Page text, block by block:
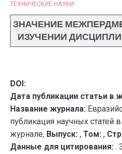
ТЕХНИЧЕСКИЕ НАУКИ
ЗНАЧЕНИЕ
ИЗУЧЕНИИ
DOI:
Дата публикации статьи в
Название журнала:
публикация научных статей
журнале, Выпуск: , Том: ,
Данные для цитирования: .